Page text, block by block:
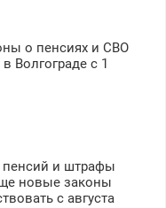
о пенсиях и СВО
Волгограде с 1
пенсий и штрафы
новые законы
с августа